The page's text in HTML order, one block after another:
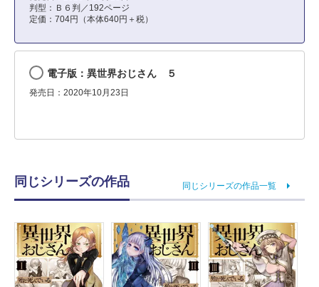
判型：Ｂ６判／192ページ
定価：704円（本体640円＋税）
電子版：異世界おじさん ５
発売日：2020年10月23日
同じシリーズの作品 同じシリーズの作品一覧